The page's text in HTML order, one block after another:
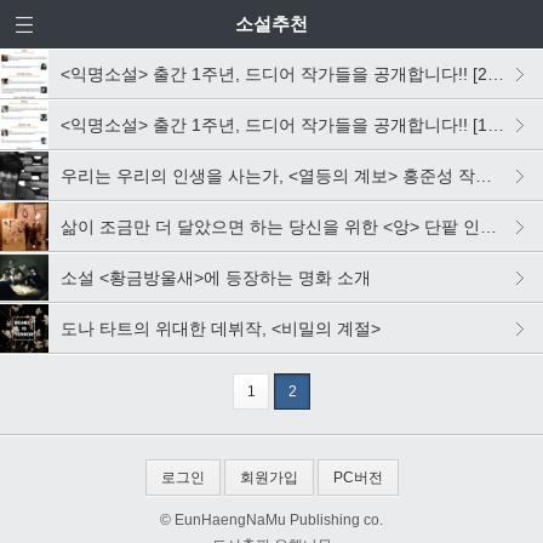
소설추천
<익명소설> 출간 1주년, 드디어 작가들을 공개합니다!! [2탄]
<익명소설> 출간 1주년, 드디어 작가들을 공개합니다!! [1탄]
우리는 우리의 인생을 사는가, <열등의 계보> 홍준성 작가 인터뷰
삶이 조금만 더 달았으면 하는 당신을 위한 <앙> 단팥 인생 이야기
소설 <황금방울새>에 등장하는 명화 소개
도나 타트의 위대한 데뷔작, <비밀의 계절>
1 2
로그인 회원가입 PC버전
© EunHaengNaMu Publishing co.